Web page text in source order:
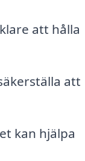
att hålla
att
kan hjälpa